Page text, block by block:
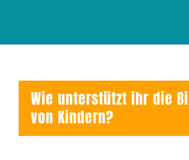
Wie unterstützt ihr die
von Kindern?